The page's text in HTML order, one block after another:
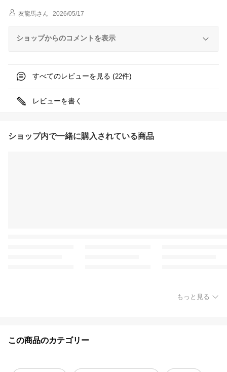
友龍馬さん 2026/05/17
ショップからのコメントを表示
すべてのレビューを見る (22件)
レビューを書く
ショップ内で一緒に購入されている商品
もっと見る
この商品のカテゴリー